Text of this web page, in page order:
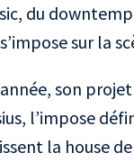
du
sur la
son
l’impose
la house